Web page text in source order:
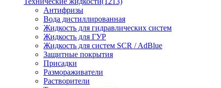
Антифризы
Вода дистиллированная
Жидкость для гидравлических систем
Жидкость для ГУР
Жидкость для систем SCR / AdBlue
Защитные покрытия
Присадки
Размораживатели
Растворители